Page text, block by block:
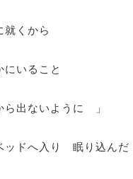
くから
いること
出ないように 」
ドへ入り 眠り込んだ